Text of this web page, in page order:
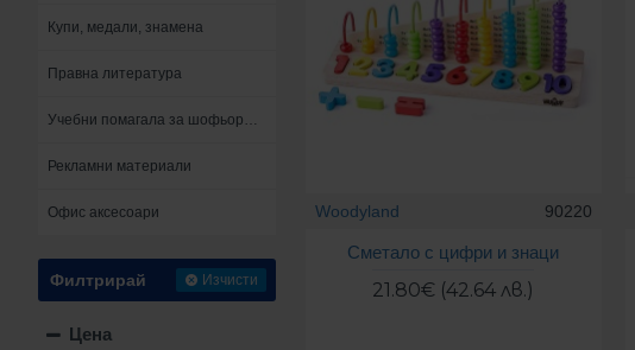
Купи, медали, знамена
Правна литература
Учебни помагала за шофьори и кандидат - шофьори
Рекламни материали
Офис аксесоари
Филтрирай Изчисти
Цена
Woodyland 90220
Сметало с цифри и знаци
21.80€ (42.64 лв.)